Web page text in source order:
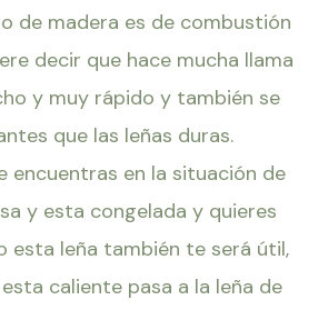
de madera es de combustión
decir que hace mucha llama
y muy rápido y también se
que las leñas duras.
encuentras en la situación de
y esta congelada y quieres
esta leña también te será útil,
caliente pasa a la leña de